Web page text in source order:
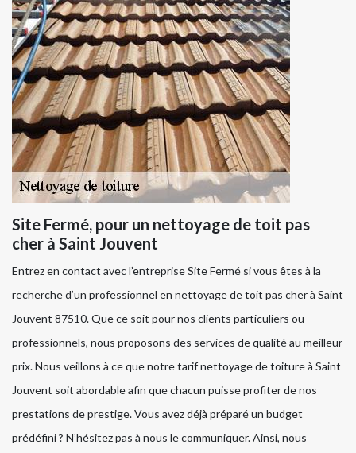
Site Fermé, pour un nettoyage de toit pas
cher à Saint Jouvent
Entrez en contact avec l’entreprise Site Fermé si vous êtes à la
recherche d’un professionnel en nettoyage de toit pas cher à Saint
Jouvent 87510. Que ce soit pour nos clients particuliers ou
professionnels, nous proposons des services de qualité au meilleur
prix. Nous veillons à ce que notre tarif nettoyage de toiture à Saint
Jouvent soit abordable afin que chacun puisse profiter de nos
prestations de prestige. Vous avez déjà préparé un budget
prédéfini ? N’hésitez pas à nous le communiquer. Ainsi, nous